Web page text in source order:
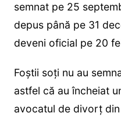
semnat pe 25
depus până pe 31
deveni oficial pe 20
Foștii soți nu au
astfel că au încheiat
avocatul de divorț